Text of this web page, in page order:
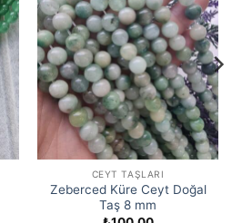
CEYT TAŞLARI
Zeberced Küre Ceyt Doğal
Taş 8 mm